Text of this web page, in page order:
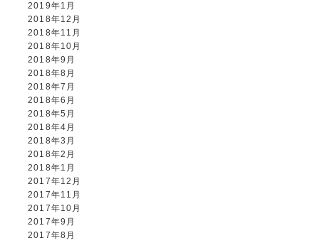
2019年1月
2018年12月
2018年11月
2018年10月
2018年9月
2018年8月
2018年7月
2018年6月
2018年5月
2018年4月
2018年3月
2018年2月
2018年1月
2017年12月
2017年11月
2017年10月
2017年9月
2017年8月